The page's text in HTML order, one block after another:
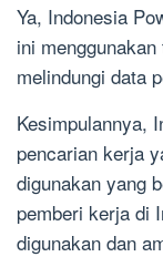
Ya, Indonesia
ini
melindungi data
Kesimpulannya,
pencarian kerja
digunakan yang
pemberi kerja di
digunakan dan